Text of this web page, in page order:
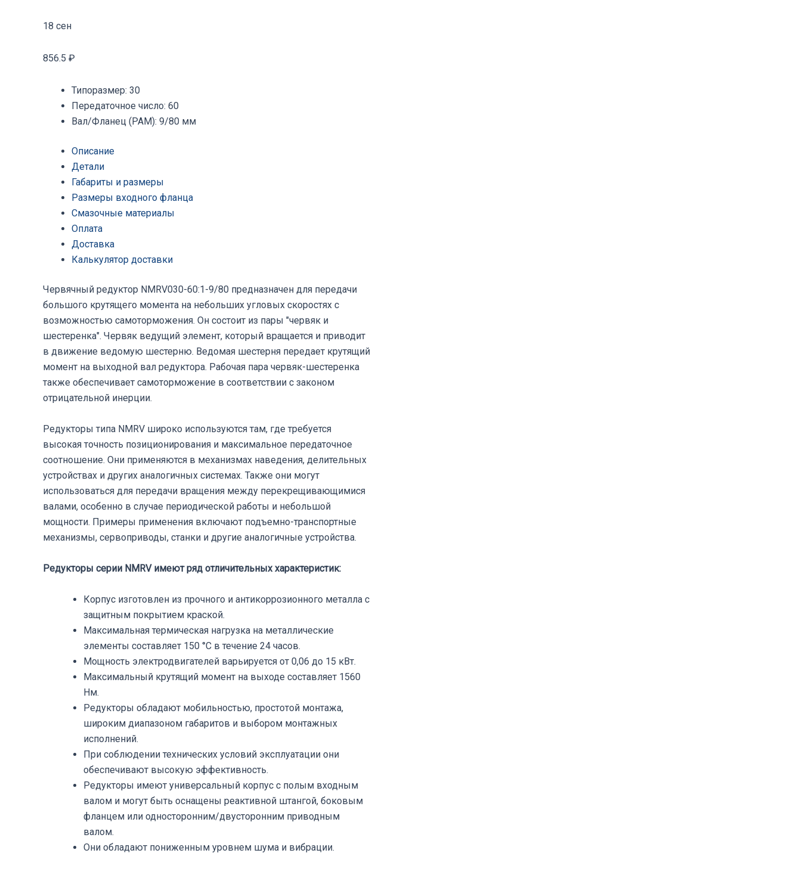
18 сен
856.5 ₽
Типоразмер: 30
Передаточное число: 60
Вал/Фланец (PAM): 9/80 мм
Описание
Детали
Габариты и размеры
Размеры входного фланца
Смазочные материалы
Оплата
Доставка
Калькулятор доставки
Червячный редуктор NMRV030-60:1-9/80 предназначен для передачи
большого крутящего момента на небольших угловых скоростях с
возможностью самоторможения. Он состоит из пары "червяк и
шестеренка". Червяк ведущий элемент, который вращается и приводит
в движение ведомую шестерню. Ведомая шестерня передает крутящий
момент на выходной вал редуктора. Рабочая пара червяк-шестеренка
также обеспечивает самоторможение в соответствии с законом
отрицательной инерции.
Редукторы типа NMRV широко используются там, где требуется
высокая точность позиционирования и максимальное передаточное
соотношение. Они применяются в механизмах наведения, делительных
устройствах и других аналогичных системах. Также они могут
использоваться для передачи вращения между перекрещивающимися
валами, особенно в случае периодической работы и небольшой
мощности. Примеры применения включают подъемно-транспортные
механизмы, сервоприводы, станки и другие аналогичные устройства.
Редукторы серии NMRV имеют ряд отличительных характеристик:
Корпус изготовлен из прочного и антикоррозионного металла с
защитным покрытием краской.
Максимальная термическая нагрузка на металлические
элементы составляет 150 °C в течение 24 часов.
Мощность электродвигателей варьируется от 0,06 до 15 кВт.
Максимальный крутящий момент на выходе составляет 1560
Нм.
Редукторы обладают мобильностью, простотой монтажа,
широким диапазоном габаритов и выбором монтажных
исполнений.
При соблюдении технических условий эксплуатации они
обеспечивают высокую эффективность.
Редукторы имеют универсальный корпус с полым входным
валом и могут быть оснащены реактивной штангой, боковым
фланцем или односторонним/двусторонним приводным
валом.
Они обладают пониженным уровнем шума и вибрации.